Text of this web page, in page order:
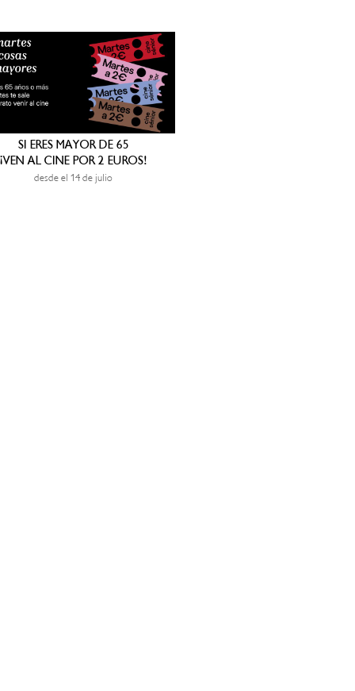
SI ERES MAYOR DE 65
¡VEN AL CINE POR 2 EUROS!
desde el 14 de julio